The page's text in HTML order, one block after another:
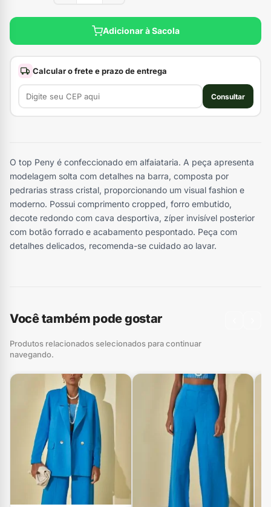
Adicionar à Sacola
Calcular o frete e prazo de entrega
Consultar
O top Peny é confeccionado em alfaiataria. A peça apresenta
modelagem solta com detalhes na barra, composta por
pedrarias strass cristal, proporcionando um visual fashion e
moderno. Possui comprimento cropped, forro embutido,
decote redondo com cava desportiva, zíper invisível posterior
com botão forrado e acabamento pespontado. Peça com
detalhes delicados, recomenda-se cuidado ao lavar.
Você também pode gostar
Produtos relacionados selecionados para continuar
navegando.